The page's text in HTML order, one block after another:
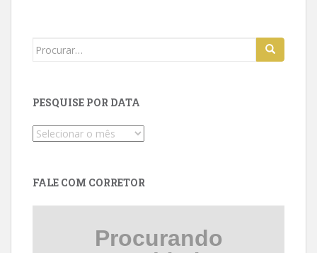
Search
PESQUISE POR DATA
Pesquise
FALE COM CORRETOR
Procurando